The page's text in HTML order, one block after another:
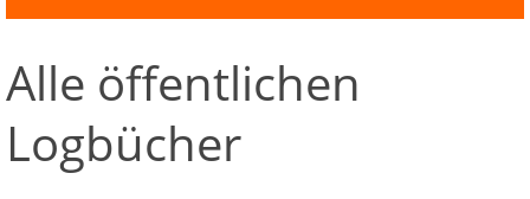
Navigation
Über Lobbypedia
Alle öffentlichen
Logbücher